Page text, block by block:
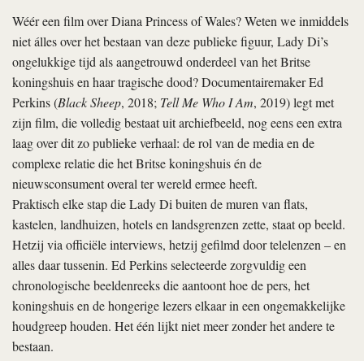
Wéér een film over Diana Princess of Wales? Weten we inmiddels
niet álles over het bestaan van deze publieke figuur, Lady Di’s
ongelukkige tijd als aangetrouwd onderdeel van het Britse
koningshuis en haar tragische dood? Documentairemaker Ed
Perkins (Black Sheep, 2018; Tell Me Who I Am, 2019) legt met
zijn film, die volledig bestaat uit archiefbeeld, nog eens een extra
laag over dit zo publieke verhaal: de rol van de media en de
complexe relatie die het Britse koningshuis én de
nieuwsconsument overal ter wereld ermee heeft.
Praktisch elke stap die Lady Di buiten de muren van flats,
kastelen, landhuizen, hotels en landsgrenzen zette, staat op beeld.
Hetzij via officiële interviews, hetzij gefilmd door telelenzen – en
alles daar tussenin. Ed Perkins selecteerde zorgvuldig een
chronologische beeldenreeks die aantoont hoe de pers, het
koningshuis en de hongerige lezers elkaar in een ongemakkelijke
houdgreep houden. Het één lijkt niet meer zonder het andere te
bestaan.